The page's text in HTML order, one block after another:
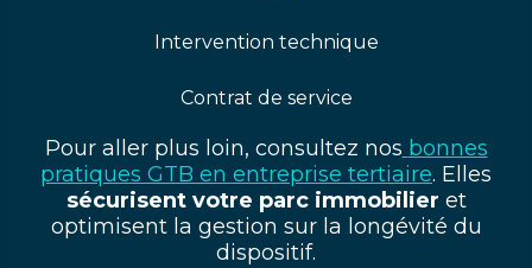
Intervention technique
Contrat de service
Pour aller plus loin, consultez nos bonnes
pratiques GTB en entreprise tertiaire. Elles
sécurisent votre parc immobilier et
optimisent la gestion sur la longévité du
dispositif.